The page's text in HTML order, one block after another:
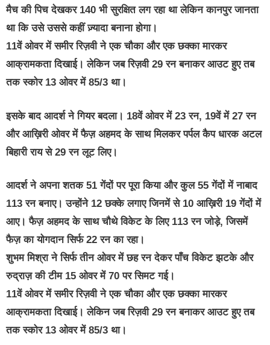
मैच की पिच देखकर 140 भी सुरक्षित लग रहा था लेकिन कानपुर जानता
था कि उसे उससे कहीं ज़्यादा बनाना होगा।
11वें ओवर में समीर रिज़वी ने एक चौका और एक छक्का मारकर
आक्रामकता दिखाई। लेकिन जब रिज़वी 29 रन बनाकर आउट हुए तब
तक स्कोर 13 ओवर में 85/3 था।
इसके बाद आदर्श ने गियर बदला। 18वें ओवर में 23 रन, 19वें में 27 रन
और आख़िरी ओवर में फैज़ अहमद के साथ मिलकर पर्पल कैप धारक अटल
बिहारी राय से 29 रन लूट लिए।
आदर्श ने अपना शतक 51 गेंदों पर पूरा किया और कुल 55 गेंदों में नाबाद
113 रन बनाए। उन्होंने 12 छक्के लगाए जिनमें से 10 आख़िरी 19 गेंदों में
आए। फैज़ अहमद के साथ चौथे विकेट के लिए 113 रन जोड़े, जिसमें
फैज़ का योगदान सिर्फ 22 रन का रहा।
शुभम मिश्रा ने सिर्फ तीन ओवर में छह रन देकर पाँच विकेट झटके और
रुद्राज़ की टीम 15 ओवर में 70 पर सिमट गई।
11वें ओवर में समीर रिज़वी ने एक चौका और एक छक्का मारकर
आक्रामकता दिखाई। लेकिन जब रिज़वी 29 रन बनाकर आउट हुए तब
तक स्कोर 13 ओवर में 85/3 था।